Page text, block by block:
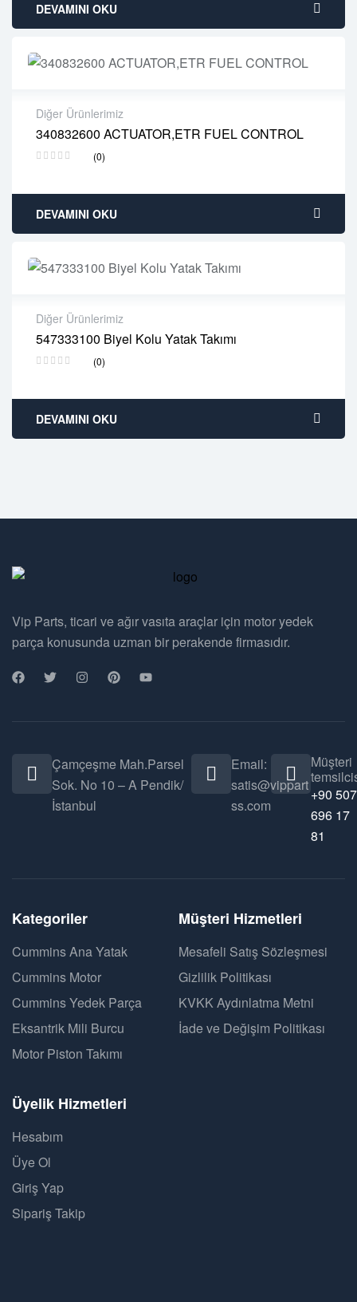
DEVAMINI OKU
Diğer Ürünlerimiz
340832600 ACTUATOR,ETR FUEL CONTROL
(0)
2 years warranty
Delivery time: 1-2 business days
DEVAMINI OKU
Diğer Ürünlerimiz
547333100 Biyel Kolu Yatak Takımı
(0)
2 years warranty
Delivery time: 1-2 business days
DEVAMINI OKU
Vip Parts, ticari ve ağır vasıta araçlar için motor yedek
parça konusunda uzman bir perakende firmasıdır.
Çamçeşme Mah.Parsel
Sok. No 10 – A Pendik/
İstanbul
Email:
satis@vippart
ss.com
Müşteri
+90 507
696 17
81
Kategoriler
Cummins Ana Yatak
Cummins Motor
Cummins Yedek Parça
Eksantrik Mili Burcu
Motor Piston Takımı
Müşteri Hizmetleri
Mesafeli Satış Sözleşmesi
Gizlilik Politikası
KVKK Aydınlatma Metni
İade ve Değişim Politikası
Üyelik Hizmetleri
Hesabım
Üye Ol
Giriş Yap
Sipariş Takip